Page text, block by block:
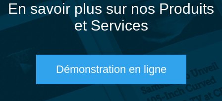
En savoir plus sur nos Produits
et Services
Démonstration en ligne